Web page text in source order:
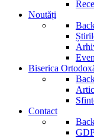
Noutăți
Biserica
Contact